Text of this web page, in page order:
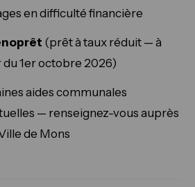
en difficulté financière
(prêt à taux réduit — à
1er octobre 2026)
aides communales
— renseignez-vous auprès
de Mons